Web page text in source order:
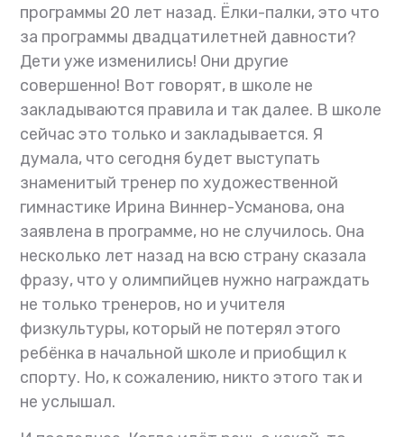
программы 20 лет назад. Ёлки-палки, это что
за программы двадцатилетней давности?
Дети уже изменились! Они другие
совершенно! Вот говорят, в школе не
закладываются правила и так далее. В школе
сейчас это только и закладывается. Я
думала, что сегодня будет выступать
знаменитый тренер по художественной
гимнастике Ирина Виннер-Усманова, она
заявлена в программе, но не случилось. Она
несколько лет назад на всю страну сказала
фразу, что у олимпийцев нужно награждать
не только тренеров, но и учителя
физкультуры, который не потерял этого
ребёнка в начальной школе и приобщил к
спорту. Но, к сожалению, никто этого так и
не услышал.